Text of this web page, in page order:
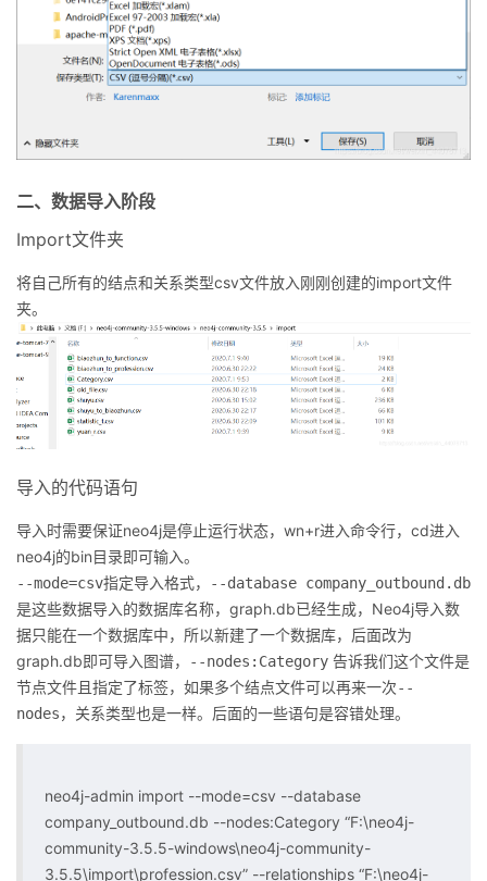
二、数据导入阶段
Import文件夹
将自己所有的结点和关系类型csv文件放入刚刚创建的import文件
夹。
导入的代码语句
导入时需要保证neo4j是停止运行状态，wn+r进入命令行，cd进入
neo4j的bin目录即可输入。
--mode=csv指定导入格式， --database company_outbound.db
是这些数据导入的数据库名称，graph.db已经生成，Neo4j导入数
据只能在一个数据库中，所以新建了一个数据库，后面改为
graph.db即可导入图谱，
--nodes:Category 告诉我们这个文件是
节点文件且指定了标签，如果多个结点文件可以再来一次--
nodes，关系类型也是一样。后面的一些语句是容错处理。
neo4j-admin import --mode=csv --database
company_outbound.db --nodes:Category “F:\neo4j-
community-3.5.5-windows\neo4j-community-
3.5.5\import\profession.csv” --relationships “F:\neo4j-